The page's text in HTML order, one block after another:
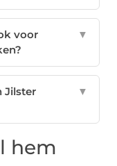
voor
▼
Jilster
▼
hem